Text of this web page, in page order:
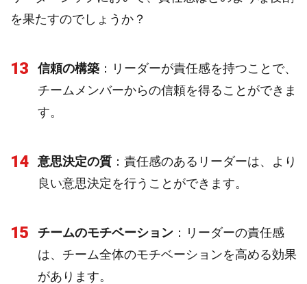
を果たすのでしょうか？
13 信頼の構築 ：リーダーが責任感を持つことで、
チームメンバーからの信頼を得ることができま
す。
14 意思決定の質 ：責任感のあるリーダーは、より
良い意思決定を行うことができます。
15 チームのモチベーション ：リーダーの責任感
は、チーム全体のモチベーションを高める効果
があります。